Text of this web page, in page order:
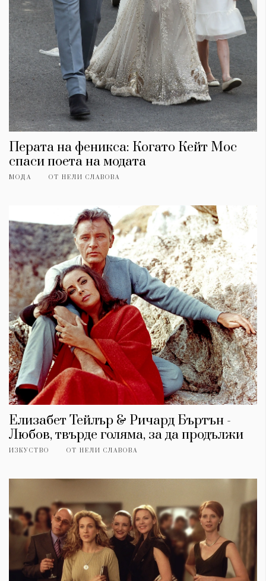
Перата на феникса: Когато Кейт Мос
спаси поета на модата
МОДА ОТ НЕЛИ СЛАВОВА
Елизабет Тейлър & Ричард Бъртън -
Любов, твърде голяма, за да продължи
ИЗКУСТВО ОТ НЕЛИ СЛАВОВА